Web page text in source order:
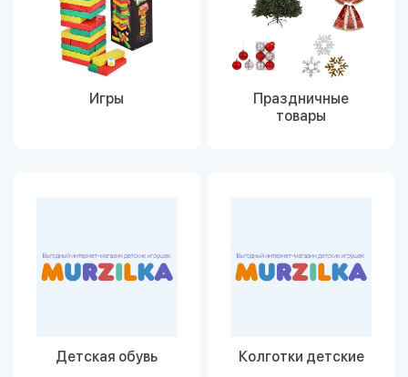
Игры
Праздничные
товары
Детская обувь Колготки детские